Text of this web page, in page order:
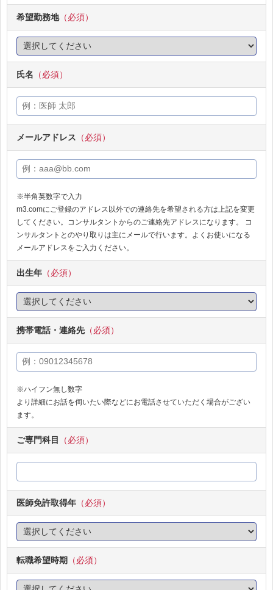
希望勤務地（必須）
氏名 （必須）
メールアドレス （必須）
※半角英数字で入力
m3.comにご登録のアドレス以外での連絡先を希望される方は上記を変更
してください。コンサルタントからのご連絡先アドレスになります。 コ
ンサルタントとのやり取りは主にメールで行います。よくお使いになる
メールアドレスをご入力ください。
出生年 （必須）
携帯電話・連絡先 （必須）
※ハイフン無し数字
より詳細にお話を伺いたい際などにお電話させていただく場合がござい
ます。
ご専門科目 （必須）
医師免許取得年 （必須）
転職希望時期 （必須）